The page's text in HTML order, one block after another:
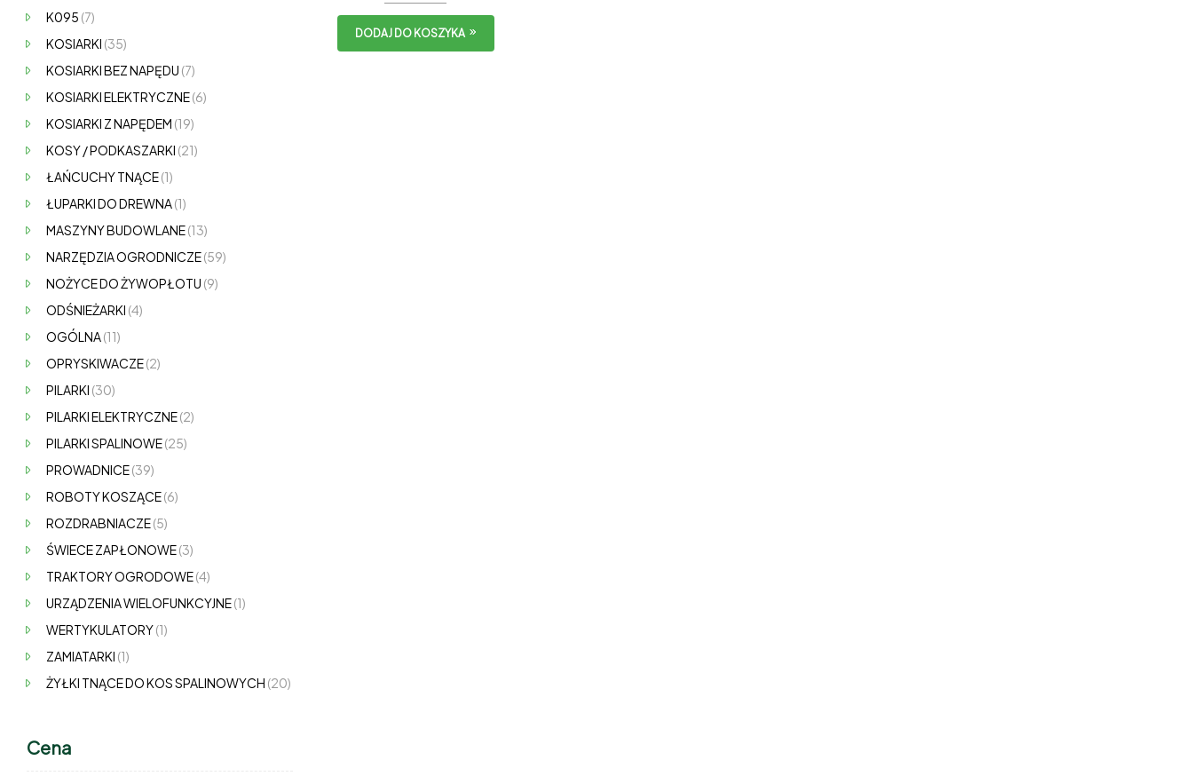
DODAJ DO KOSZYKA
K095 (7)
KOSIARKI (35)
KOSIARKI BEZ NAPĘDU (7)
KOSIARKI ELEKTRYCZNE(6)
KOSIARKI Z NAPĘDEM (19)
KOSY / PODKASZARKI (21)
ŁAŃCUCHY TNĄCE(1)
ŁUPARKI DO DREWNA(1)
MASZYNY BUDOWLANE(13)
NARZĘDZIA OGRODNICZE(59)
NOŻYCE DO ŻYWOPŁOTU (9)
ODŚNIEŻARKI (4)
OGÓLNA(11)
OPRYSKIWACZE(2)
PILARKI (30)
PILARKI ELEKTRYCZNE(2)
PILARKI SPALINOWE(25)
PROWADNICE(39)
ROBOTY KOSZĄCE(6)
ROZDRABNIACZE(5)
ŚWIECE ZAPŁONOWE(3)
TRAKTORY OGRODOWE(4)
URZĄDZENIA WIELOFUNKCYJNE(1)
WERTYKULATORY(1)
ZAMIATARKI (1)
ŻYŁKI TNĄCE DO KOS SPALINOWYCH (20)
Cena